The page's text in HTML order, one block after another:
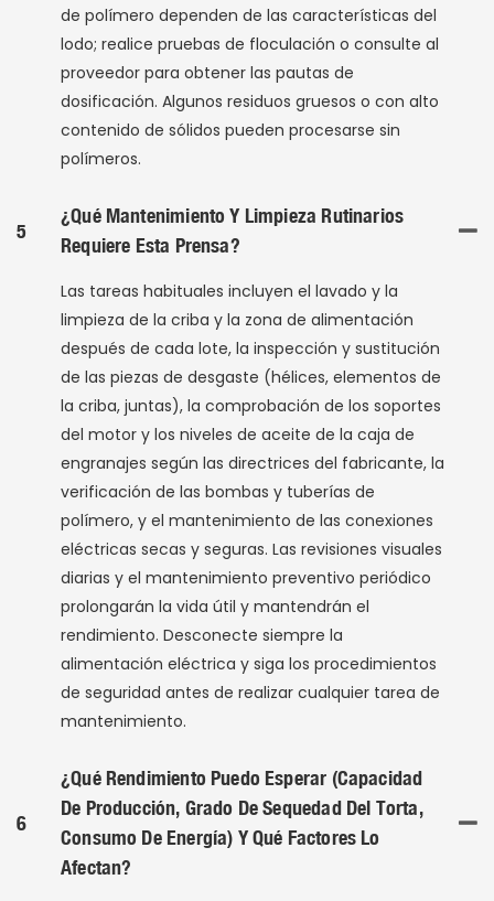
de polímero dependen de las características del
lodo; realice pruebas de floculación o consulte al
proveedor para obtener las pautas de
dosificación. Algunos residuos gruesos o con alto
contenido de sólidos pueden procesarse sin
polímeros.
5
¿Qué Mantenimiento Y Limpieza Rutinarios
Requiere Esta Prensa?
Las tareas habituales incluyen el lavado y la
limpieza de la criba y la zona de alimentación
después de cada lote, la inspección y sustitución
de las piezas de desgaste (hélices, elementos de
la criba, juntas), la comprobación de los soportes
del motor y los niveles de aceite de la caja de
engranajes según las directrices del fabricante, la
verificación de las bombas y tuberías de
polímero, y el mantenimiento de las conexiones
eléctricas secas y seguras. Las revisiones visuales
diarias y el mantenimiento preventivo periódico
prolongarán la vida útil y mantendrán el
rendimiento. Desconecte siempre la
alimentación eléctrica y siga los procedimientos
de seguridad antes de realizar cualquier tarea de
mantenimiento.
6
¿Qué Rendimiento Puedo Esperar (capacidad
De Producción, Grado De Sequedad Del Torta,
Consumo De Energía) Y Qué Factores Lo
Afectan?